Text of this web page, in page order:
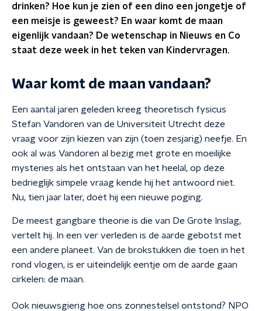
drinken? Hoe kun je zien of een dino een jongetje of
een meisje is geweest? En waar komt de maan
eigenlijk vandaan? De wetenschap in Nieuws en Co
staat deze week in het teken van Kindervragen.
Waar komt de maan vandaan?
Een aantal jaren geleden kreeg theoretisch fysicus
Stefan Vandoren van de Universiteit Utrecht deze
vraag voor zijn kiezen van zijn (toen zesjarig) neefje. En
ook al was Vandoren al bezig met grote en moeilijke
mysteries als het ontstaan van het heelal, op deze
bedrieglijk simpele vraag kende hij het antwoord niet.
Nu, tien jaar later, doet hij een nieuwe poging.
De meest gangbare theorie is die van De Grote Inslag,
vertelt hij. In een ver verleden is de aarde gebotst met
een andere planeet. Van de brokstukken die toen in het
rond vlogen, is er uiteindelijk eentje om de aarde gaan
cirkelen: de maan.
Ook nieuwsgierig hoe ons zonnestelsel ontstond? NPO